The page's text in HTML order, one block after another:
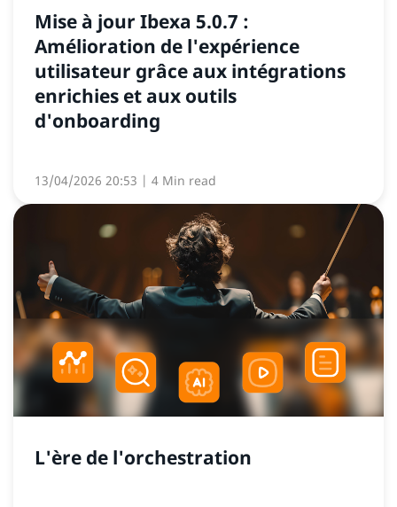
Mise à jour Ibexa 5.0.7 :
Amélioration de l'expérience
utilisateur grâce aux intégrations
enrichies et aux outils
d'onboarding
13/04/2026 20:53 | 4 Min read
L'ère de l'orchestration